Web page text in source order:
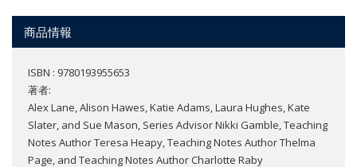
商品情報
ISBN : 9780193955653
著者:
Alex Lane, Alison Hawes, Katie Adams, Laura Hughes, Kate
Slater, and Sue Mason, Series Advisor Nikki Gamble, Teaching
Notes Author Teresa Heapy, Teaching Notes Author Thelma
Page, and Teaching Notes Author Charlotte Raby